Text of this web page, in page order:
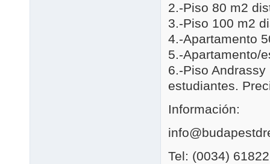
2.-Piso 80 m2
3.-Piso 100 m2
4.-Apartamento
5.-Apartamento/
6.-Piso
estudiantes.
Información:
Tel: (0034)